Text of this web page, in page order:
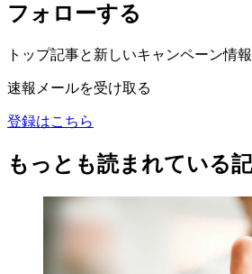
フォローする
トップ記事と新しいキャンペーン情報
速報メールを受け取る
登録はこちら
もっとも読まれている